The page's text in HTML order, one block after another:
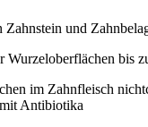
Zahnstein und
Wurzeloberflächen bis
im Zahnfleisch
Antibiotika